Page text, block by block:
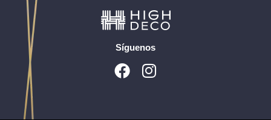
Síguenos